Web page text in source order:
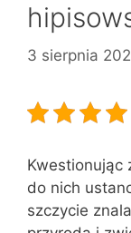
3 sierpnia
Kwestionując
do nich
szczycie